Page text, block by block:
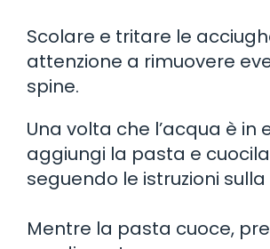
Scolare e tritare le
attenzione a rimuovere
spine.
Una volta che l’acqua è in
aggiungi la pasta e
seguendo le istruzioni
Mentre la pasta cuoce,